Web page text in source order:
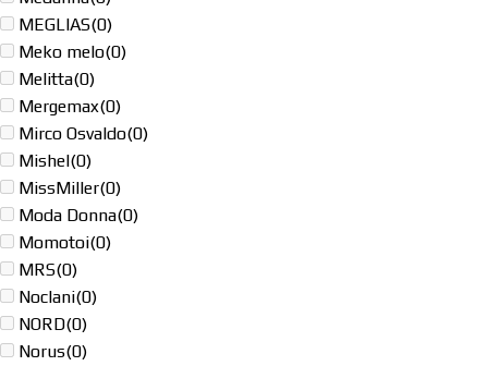
MEGLIAS(0)
Meko melo(0)
Melitta(0)
Mergemax(0)
Mirco Osvaldo(0)
Mishel(0)
MissMiller(0)
Moda Donna(0)
Momotoi(0)
MRS(0)
Noclani(0)
NORD(0)
Norus(0)